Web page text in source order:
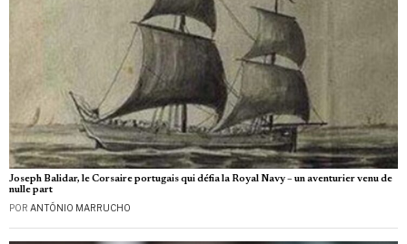
Joseph Balidar, le Corsaire portugais qui défia la Royal Navy – un aventurier venu de
nulle part
POR ANTÓNIO MARRUCHO